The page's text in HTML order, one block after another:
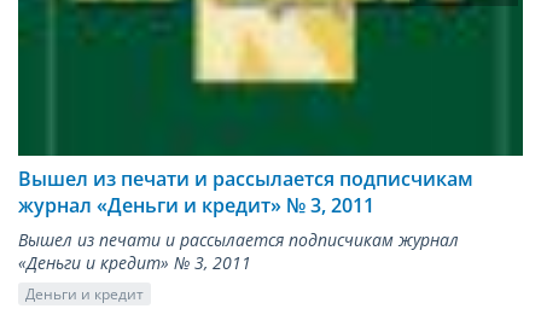
Вышел из печати и рассылается подписчикам
журнал «Деньги и кредит» № 3, 2011
Вышел из печати и рассылается подписчикам журнал
«Деньги и кредит» № 3, 2011
Деньги и кредит